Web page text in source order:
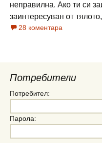
неправилна. Ако ти си
заинтересуван от
28 коментара
Потребители
Потребител:
Парола: